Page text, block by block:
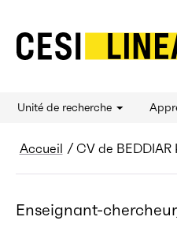
CESI LINEACT -
Unité de recherche
Fil d’Ariane
Accueil CV de BEDDIAR
Enseignant-